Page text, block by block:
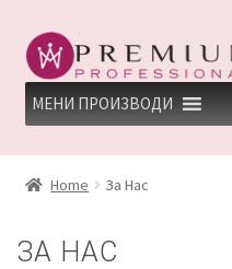
Skip
to
navigation
Skip
to
content
МЕНИ ПРОИЗВОДИ
HOME
Home За Нас
ЗА НАС